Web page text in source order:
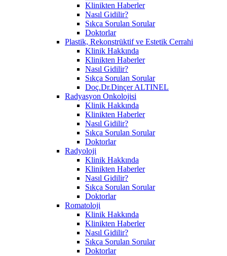
Klinikten Haberler
Nasıl Gidilir?
Sıkça Sorulan Sorular
Doktorlar
Plastik, Rekonstrüktif ve Estetik Cerrahi
Klinik Hakkında
Klinikten Haberler
Nasıl Gidilir?
Sıkça Sorulan Sorular
Doç.Dr.Dinçer ALTINEL
Radyasyon Onkolojisi
Klinik Hakkında
Klinikten Haberler
Nasıl Gidilir?
Sıkça Sorulan Sorular
Doktorlar
Radyoloji
Klinik Hakkında
Klinikten Haberler
Nasıl Gidilir?
Sıkça Sorulan Sorular
Doktorlar
Romatoloji
Klinik Hakkında
Klinikten Haberler
Nasıl Gidilir?
Sıkça Sorulan Sorular
Doktorlar